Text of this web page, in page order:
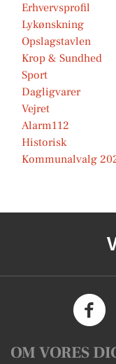
Erhvervsprofil
Lykønskning
Opslagstavlen
Krop & Sundhed
Sport
Dagligvarer
Vejret
Alarm112
Historisk
Kommunalvalg
OM VORES